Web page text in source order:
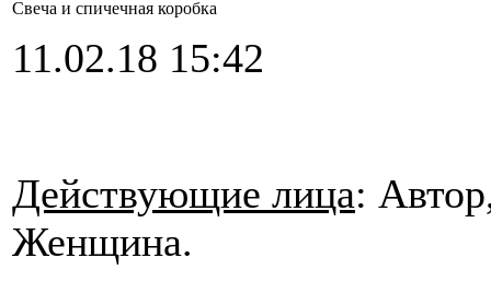
Свеча и спичечная коробка
11.02.18 15:42
Действующие лица:
Женщина.